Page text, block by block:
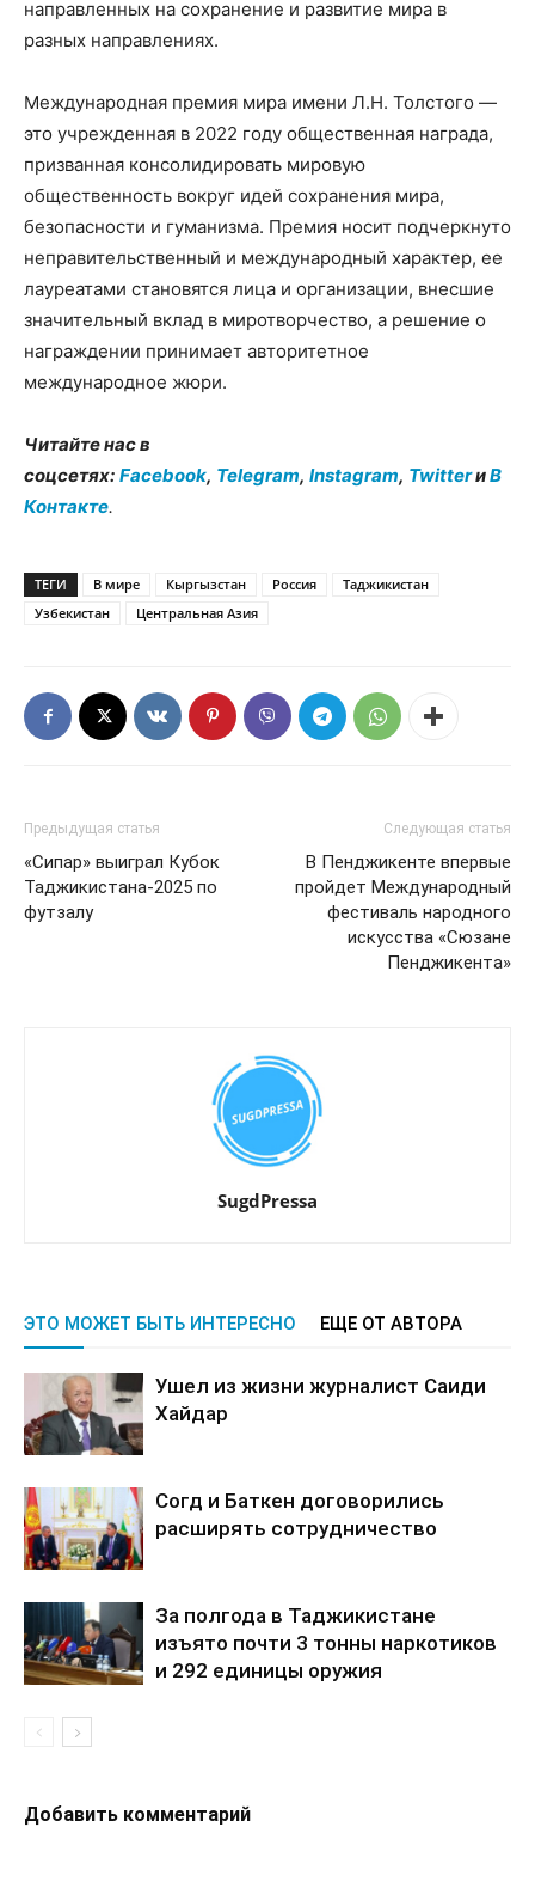
направленных на сохранение и развитие мира в
разных направлениях.
Международная премия мира имени Л.Н. Толстого —
это учрежденная в 2022 году общественная награда,
призванная консолидировать мировую
общественность вокруг идей сохранения мира,
безопасности и гуманизма. Премия носит подчеркнуто
неправительственный и международный характер, ее
лауреатами становятся лица и организации, внесшие
значительный вклад в миротворчество, а решение о
награждении принимает авторитетное
международное жюри.
Читайте нас в
соцсетях: Facebook, Telegram, Instagram, TwitterиВ
Контакте.
ТЕГИ В мире Кыргызстан Россия
Таджикистан
Узбекистан
Центральная Азия
Предыдущая статья
«Сипар» выиграл Кубок
Таджикистана-2025 по
футзалу
Следующая статья
В Пенджикенте впервые
пройдет Международный
фестиваль народного
искусства «Сюзане
Пенджикента»
SugdPressa
ЭТО МОЖЕТ БЫТЬ ИНТЕРЕСНО ЕЩЕ ОТ АВТОРА
Ушел из жизни журналист Саиди
Хайдар
Согд и Баткен договорились
расширять сотрудничество
За полгода в Таджикистане
изъято почти 3 тонны наркотиков
и 292 единицы оружия
Добавить комментарий